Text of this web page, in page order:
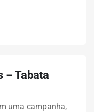
– Tabata
uma campanha,